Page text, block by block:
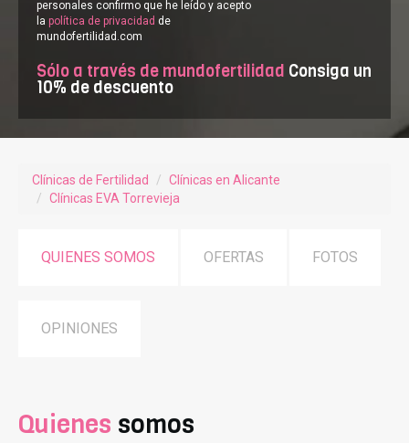
personales confirmo que he leído y acepto
la política de privacidad de
mundofertilidad.com
Sólo a través de mundofertilidad Consiga un
10% de descuento
Clínicas de Fertilidad
Clínicas en Alicante
Clínicas EVA Torrevieja
QUIENES SOMOS OFERTAS FOTOS
OPINIONES
Quienes somos